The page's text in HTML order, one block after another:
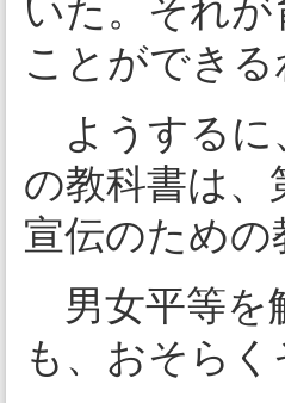
いた。それ
ことができ
ようするに
の教科書は、
宣伝のため
男女平等を
も、おそら